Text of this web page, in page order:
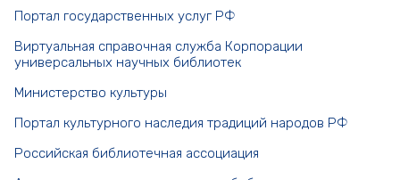
Портал государственных услуг РФ
Виртуальная справочная служба Корпорации
универсальных научных библиотек
Министерство культуры
Портал культурного наследия традиций народов РФ
Российская библиотечная ассоциация